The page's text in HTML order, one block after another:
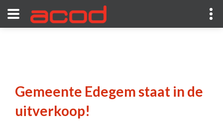
Gemeente Edegem staat in de
uitverkoop!